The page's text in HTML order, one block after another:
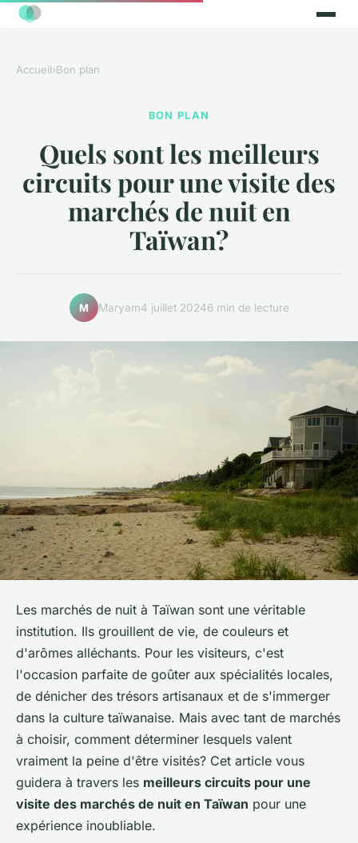
Accueil›Bon plan
BON PLAN
Quels sont les meilleurs
circuits pour une visite des
marchés de nuit en
Taïwan?
M Maryam4 juillet 20246 min de lecture
Les marchés de nuit à Taïwan sont une véritable
institution. Ils grouillent de vie, de couleurs et
d'arômes alléchants. Pour les visiteurs, c'est
l'occasion parfaite de goûter aux spécialités locales,
de dénicher des trésors artisanaux et de s'immerger
dans la culture taïwanaise. Mais avec tant de marchés
à choisir, comment déterminer lesquels valent
vraiment la peine d'être visités? Cet article vous
guidera à travers les meilleurs circuits pour une
visite des marchés de nuit en Taïwan pour une
expérience inoubliable.